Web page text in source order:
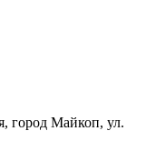
город Майкоп, ул.